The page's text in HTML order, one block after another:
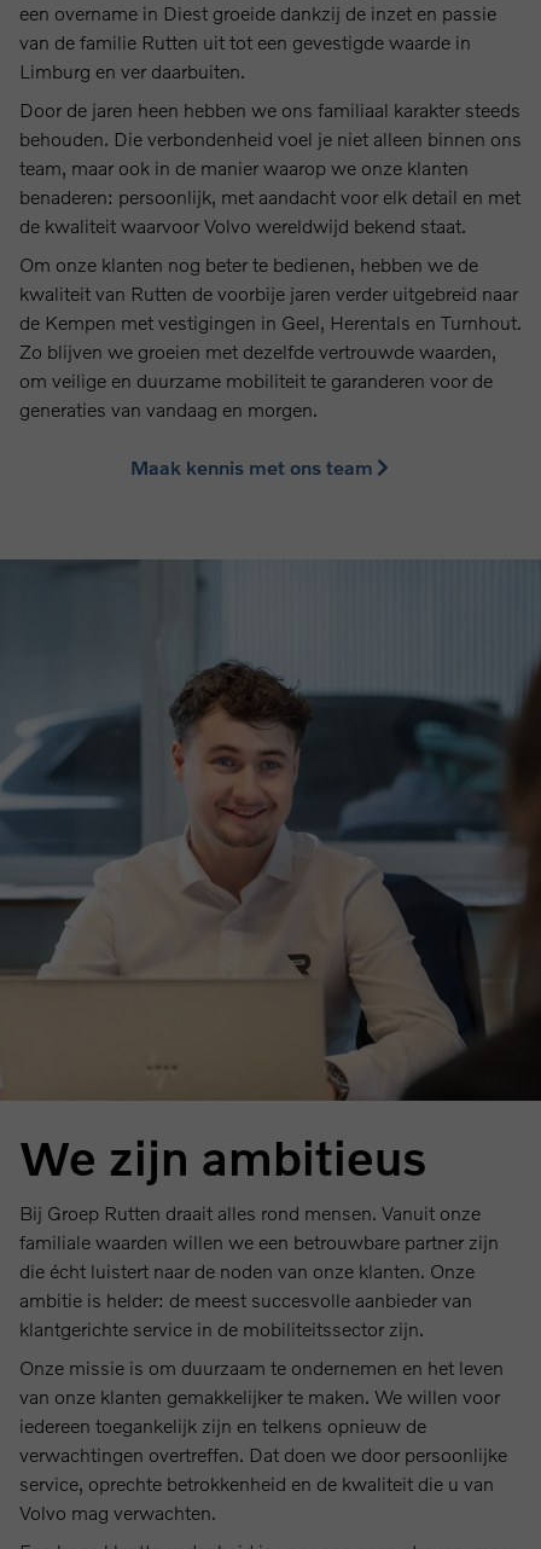
een overname in Diest groeide dankzij de inzet en passie
van de familie Rutten uit tot een gevestigde waarde in
Limburg en ver daarbuiten.
Door de jaren heen hebben we ons familiaal karakter steeds
behouden. Die verbondenheid voel je niet alleen binnen ons
team, maar ook in de manier waarop we onze klanten
benaderen: persoonlijk, met aandacht voor elk detail en met
de kwaliteit waarvoor Volvo wereldwijd bekend staat.
Om onze klanten nog beter te bedienen, hebben we de
kwaliteit van Rutten de voorbije jaren verder uitgebreid naar
de Kempen met vestigingen in Geel, Herentals en Turnhout.
Zo blijven we groeien met dezelfde vertrouwde waarden,
om veilige en duurzame mobiliteit te garanderen voor de
generaties van vandaag en morgen.
Maak kennis met ons team
We zijn ambitieus
Bij Groep Rutten draait alles rond mensen. Vanuit onze
familiale waarden willen we een betrouwbare partner zijn
die écht luistert naar de noden van onze klanten. Onze
ambitie is helder: de meest succesvolle aanbieder van
klantgerichte service in de mobiliteitssector zijn.
Onze missie is om duurzaam te ondernemen en het leven
van onze klanten gemakkelijker te maken. We willen voor
iedereen toegankelijk zijn en telkens opnieuw de
verwachtingen overtreffen. Dat doen we door persoonlijke
service, oprechte betrokkenheid en de kwaliteit die u van
Volvo mag verwachten.